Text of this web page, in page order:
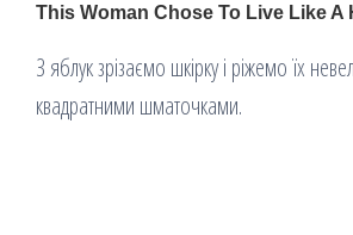
З яблук зрізаємо шкірку і ріжемо їх
квадратними шматочками.